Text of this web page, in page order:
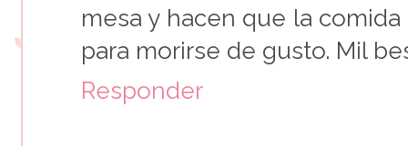
mesa y hacen que la
para morirse de gusto. Mil
Responder